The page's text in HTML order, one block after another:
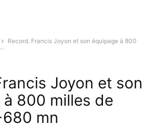
Record. Francis Joyon et son équipage à 800
Joyon et son
à 800 milles de
mn